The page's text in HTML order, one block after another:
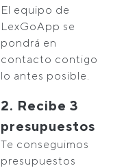
El equipo de
LexGoApp se
pondrá en
contacto contigo
lo antes posible.
2. Recibe 3
presupuestos
Te conseguimos
presupuestos